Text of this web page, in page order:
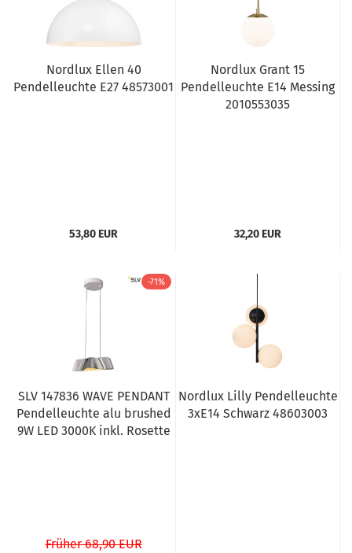
Nordlux Ellen 40
Pendelleuchte E27 48573001
53,80 EUR
Nordlux Grant 15
Pendelleuchte E14 Messing
2010553035
32,20 EUR
-71%
SLV 147836 WAVE PENDANT
Pendelleuchte alu brushed
9W LED 3000K inkl. Rosette
Früher 68,90 EUR
Nordlux Lilly Pendelleuchte
3xE14 Schwarz 48603003